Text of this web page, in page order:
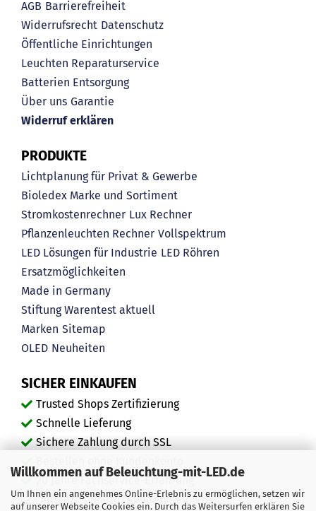
Willkommen auf Beleuchtung-mit-LED.de
Um Ihnen ein angenehmes Online-Erlebnis zu ermöglichen, setzen wir
auf unserer Webseite Cookies ein. Durch das Weitersurfen erklären Sie
AGB Barrierefreiheit
Widerrufsrecht Datenschutz
Öffentliche Einrichtungen
Leuchten Reparaturservice
Batterien Entsorgung
Über uns Garantie
Widerruf erklären
PRODUKTE
Lichtplanung für Privat & Gewerbe
Bioledex Marke und Sortiment
Stromkostenrechner Lux Rechner
Pflanzenleuchten Rechner Vollspektrum
LED Lösungen für Industrie LED Röhren
Ersatzmöglichkeiten
Made in Germany
Stiftung Warentest aktuell
Marken Sitemap
OLED Neuheiten
SICHER EINKAUFEN
Trusted Shops Zertifizierung
Schnelle Lieferung
Sichere Zahlung durch SSL
20 Jahre Fachservice-Erfahrung
"Ausgezeichnete" Kundenmeinungen